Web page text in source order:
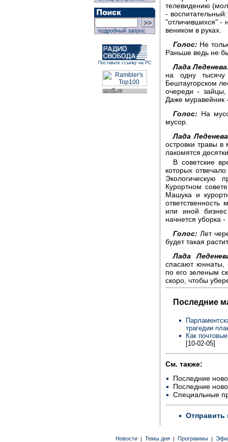
подробный запрос
Поставьте ссылку на РС
телевидению
-
"отличившихся" -
веником в руках.
Голос: Не
Раньше ведь не
Лада
на одну тысячу
Бештаугорском
очереди -
Даже муравейник
Голос: На
мусор.
Лада
островки травы в
лакомятся
В советские
которых
Экологическую
Курортном
Машука и
или иной
начнется уборка -
Голос: Лет
будет такая
Лада
спасают юннаты,
по его зеленым
скоро, чтобы
Последние
трагедии
Как
[10-02-05]
См. также:
Последние
Последние
Специальные
Отправить
Новости | Темы дня | Программы |